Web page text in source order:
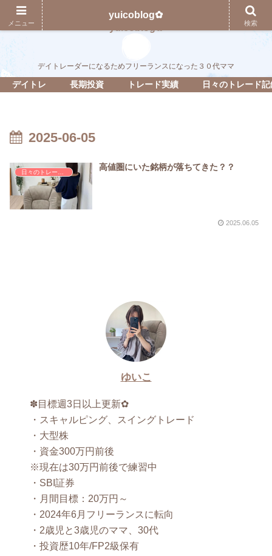
デイトレーダーになるためフリーランスになった３０代ママ
デイトレ 長期投資 トレード実績 日々のトレード
2025-06-05
日々のトレード記録
高値圏にいた銘柄が落ちてきた？？
2025.06.05
ゆいこ
✽目標週3日以上更新✿
・スキャルピング、スイングトレード
・大型株
・資金300万円前後
※現在は30万円前後で練習中
・SBI証券
・月間目標：20万円～
・2024年6月フリーランスに転向
・2歳児と3歳児のママ、30代
・投資歴10年/FP2級保有
メニュー
yuicoblog✿
検索